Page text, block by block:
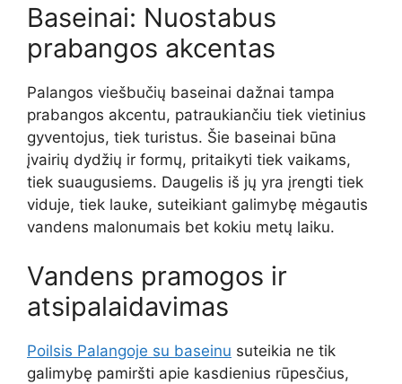
Baseinai: Nuostabus
prabangos akcentas
Palangos viešbučių baseinai dažnai tampa
prabangos akcentu, patraukiančiu tiek vietinius
gyventojus, tiek turistus. Šie baseinai būna
įvairių dydžių ir formų, pritaikyti tiek vaikams,
tiek suaugusiems. Daugelis iš jų yra įrengti tiek
viduje, tiek lauke, suteikiant galimybę mėgautis
vandens malonumais bet kokiu metų laiku.
Vandens pramogos ir
atsipalaidavimas
Poilsis Palangoje su baseinu suteikia ne tik
galimybę pamiršti apie kasdienius rūpesčius,